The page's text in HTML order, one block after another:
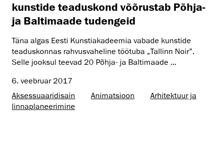
kunstide teaduskond võõrustab Põhja-
ja Baltimaade tudengeid
Täna algas Eesti Kunstiakadeemia vabade kunstide
teaduskonnas rahvusvaheline töötuba „Tallinn Noir”.
Selle jooksul teevad 20 Põhja- ja Baltimaade ...
6. veebruar 2017
Aksessuaaridisain
Animatsioon
Arhitektuur ja
linnaplaneerimine